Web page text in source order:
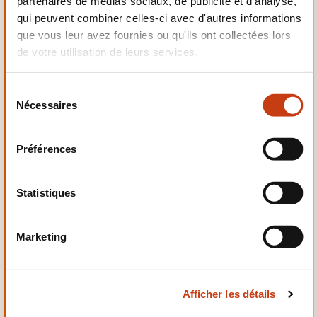
qui peuvent combiner celles-ci avec d'autres informations
que vous leur avez fournies ou qu'ils ont collectées lors
de votre utilisation de leurs services.
Nécessaires
Préférences
Statistiques
Marketing
Afficher les détails
Electrotechnique,
Automatismes